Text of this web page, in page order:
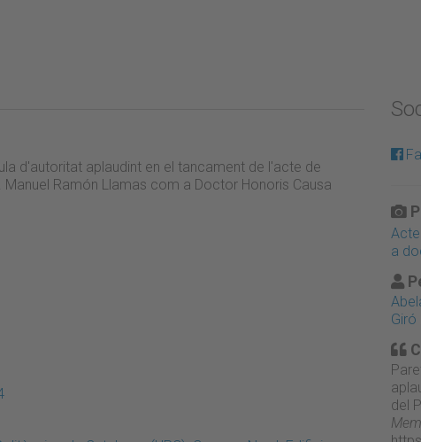
d'autoritat aplaudint en el tancament de l'acte de
Ramón Llamas com a Doctor Honoris Causa
a
Giró
del